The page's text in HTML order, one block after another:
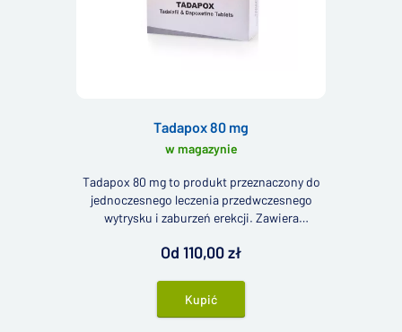
Tadapox 80 mg
w magazynie
Tadapox 80 mg to produkt przeznaczony do
jednoczesnego leczenia przedwczesnego
wytrysku i zaburzeń erekcji. Zawiera
przeciwko przedwczesnemu wytryskowi –
Od 110,00 zł
Kupić